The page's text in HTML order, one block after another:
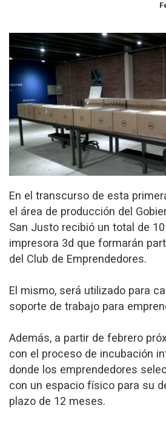
En el transcurso de esta
el área de producción del
San Justo recibió un total de 10
impresora 3d que formarán
del Club de Emprendedores.
El mismo, será utilizado para
soporte de trabajo para
Además, a partir de febrero
con el proceso de incubación
donde los emprendedores
con un espacio físico para su
plazo de 12 meses.